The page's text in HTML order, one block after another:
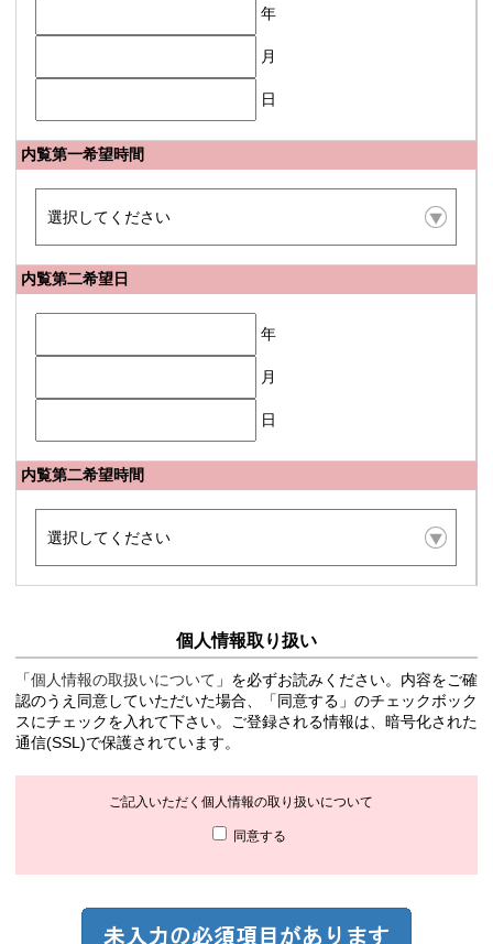
年
月
日
内覧第一希望時間
内覧第二希望日
年
月
日
内覧第二希望時間
個人情報取り扱い
「個人情報の取扱いについて 」を必ずお読みください。内容をご確
認のうえ同意していただいた場合、「同意する」のチェックボック
スにチェックを入れて下さい。ご登録される情報は、暗号化された
通信(SSL)で保護されています。
ご記入いただく個人情報の取り扱いについて
同意する